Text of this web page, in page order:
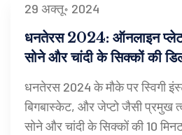
29 अक्तू॰ 2024
धनतेरस 2024: ऑनलाइन
सोने और चांदी के सिक्कों की
धनतेरस 2024 के मौके पर स्विगी
बिगबास्केट, और जेप्टो जैसी प्रमुख
सोने और चांदी के सिक्कों की 10